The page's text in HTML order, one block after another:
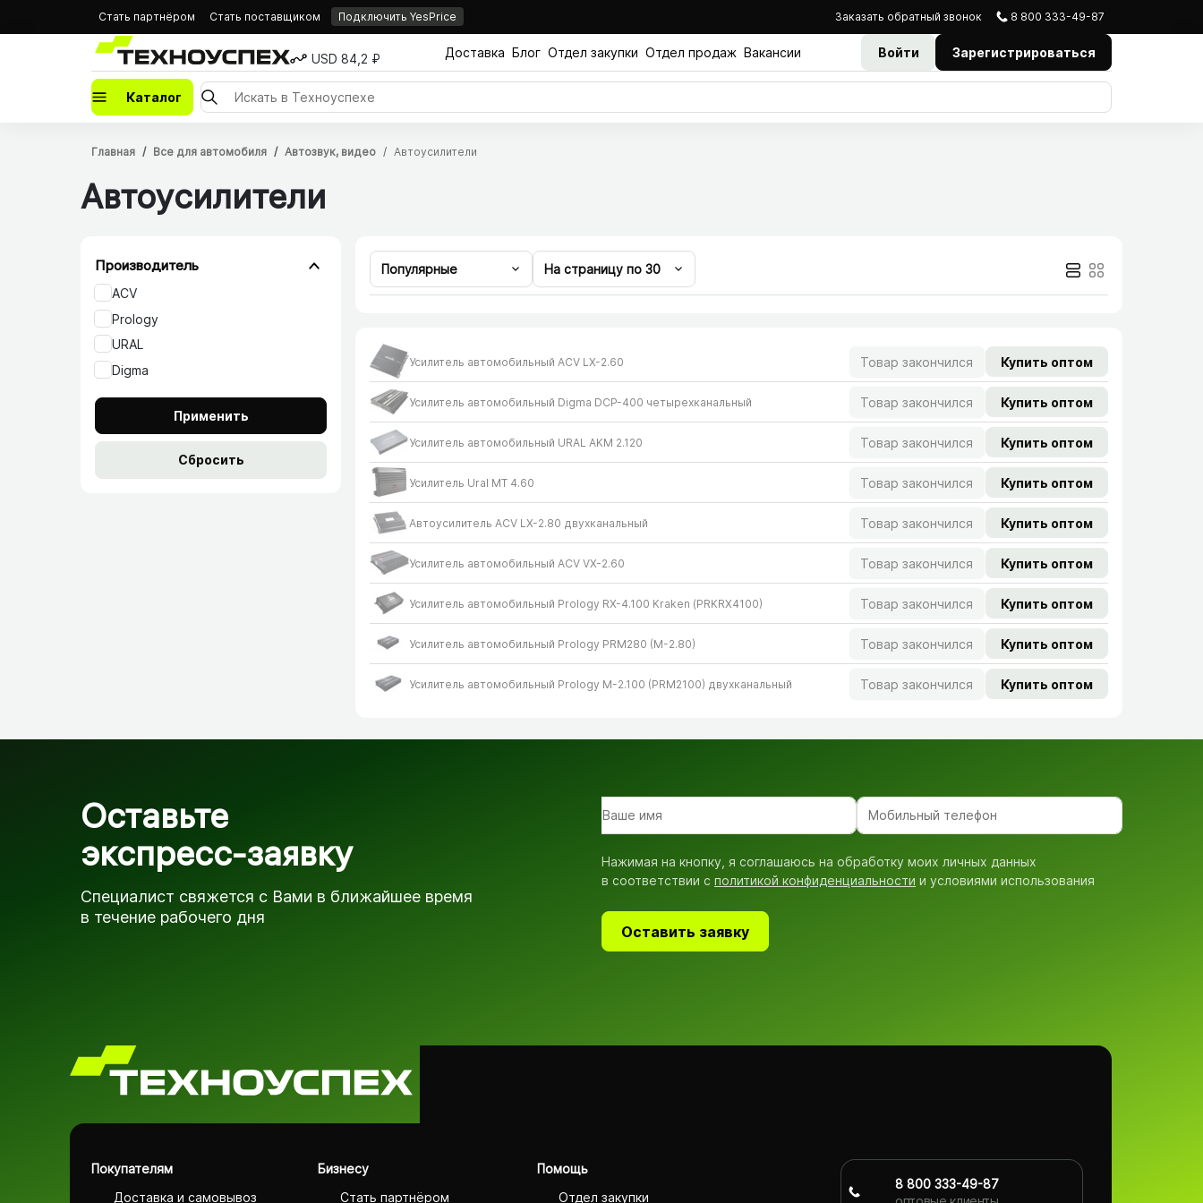
Стать партнёром Стать поставщиком Подключить YesPrice Заказать обратный звонок 8 800 333-49-87
USD 84,2 ₽ Доставка Блог Отдел закупки Отдел продаж Вакансии Войти Зарегистрироваться
Каталог
Главная Все для автомобиля Автозвук, видео Автоусилители
Автоусилители
Производитель
ACV
Prology
URAL
Digma
Популярные На страницу по 30
Усилитель автомобильный ACV LX-2.60 Товар закончился Купить оптом
Усилитель автомобильный Digma DCP-400 четырехканальный Товар закончился Купить оптом
Усилитель автомобильный URAL AKM 2.120 Товар закончился Купить оптом
Усилитель Ural МТ 4.60 Товар закончился Купить оптом
Автоусилитель ACV LX-2.80 двухканальный Товар закончился Купить оптом
Усилитель автомобильный ACV VX-2.60 Товар закончился Купить оптом
Усилитель автомобильный Prology RX-4.100 Kraken (PRKRX4100) Товар закончился Купить оптом
Усилитель автомобильный Prology PRM280 (M-2.80) Товар закончился Купить оптом
Усилитель автомобильный Prology M-2.100 (PRM2100) двухканальный Товар закончился Купить оптом
Оставьте
экспресс-заявку
Специалист свяжется с Вами в ближайшее время
в течение рабочего дня
Нажимая на кнопку, я соглашаюсь на обработку моих личных данных
в соответствии с политикой конфиденциальности и условиями использования
Оставить заявку
Покупателям
Доставка и самовывоз
Бизнесу
Стать партнёром
Помощь
Отдел закупки
8 800 333-49-87